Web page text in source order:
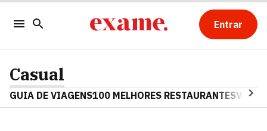
Entrar
Casual
GUIA DE VIAGENS100 MELHORES RESTAURANTES